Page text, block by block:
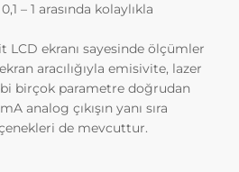
– 1 arasında kolaylıkla
LCD ekranı sayesinde ölçümler
aracılığıyla emisivite, lazer
birçok parametre doğrudan
analog çıkışın yanı sıra
de mevcuttur.
bir sonraki
iyi ve kişiselleştirilmiş
yaşayabilirsiniz.
kullanılmasının
sıralanmaktadır:
işlevselliğini ve